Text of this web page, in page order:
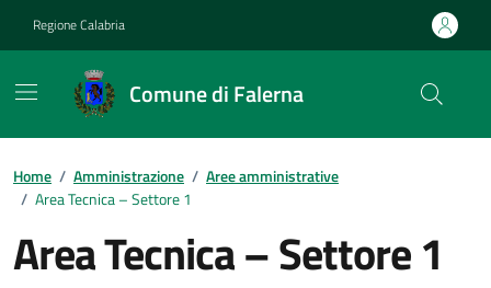
Regione Calabria
Comune di Falerna
Home / Amministrazione / Aree amministrative
/ Area Tecnica – Settore 1
Area Tecnica – Settore 1